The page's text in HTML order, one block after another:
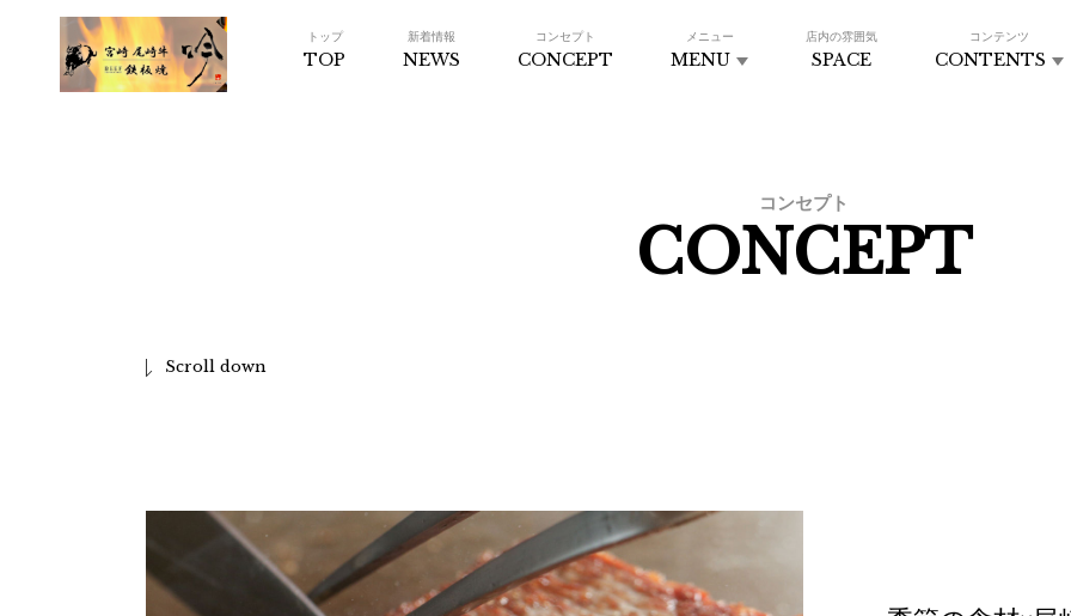
トップ
TOP
新着情報
NEWS
コンセプト
CONCEPT
メニュー
MENU
店内の雰囲気
SPACE
コンテンツ
CONTENTS
コンセプト
CONCEPT
Scroll down